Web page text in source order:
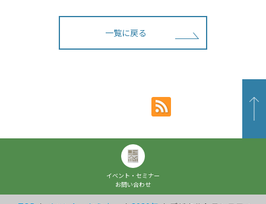
一覧に戻る
イベント・セミナー
お問い合わせ